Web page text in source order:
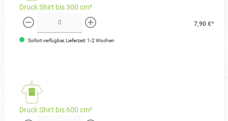
Druck Shirt bis 300 cm²
weniger mehr
7,90 €*
Sofort verfügbar, Lieferzeit: 1-2 Wochen
Druck Shirt bis 600 cm²